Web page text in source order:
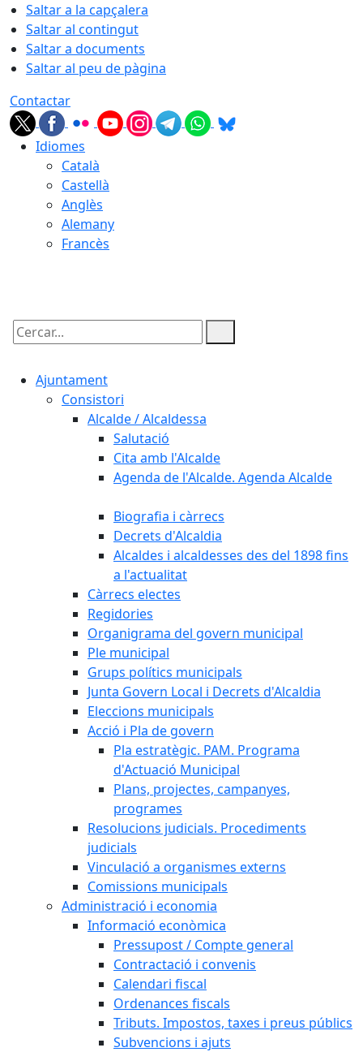
Saltar a la capçalera
Saltar al contingut
Saltar a documents
Saltar al peu de pàgina
Contactar
Idiomes
Català
Castellà
Anglès
Alemany
Francès
Cercar:
Ajuntament
Consistori
Alcalde / Alcaldessa
Salutació
Cita amb l'Alcalde
Agenda de l'Alcalde. Agenda Alcalde
Biografia i càrrecs
Decrets d'Alcaldia
Alcaldes i alcaldesses des del 1898 fins
a l'actualitat
Càrrecs electes
Regidories
Organigrama del govern municipal
Ple municipal
Grups polítics municipals
Junta Govern Local i Decrets d'Alcaldia
Eleccions municipals
Acció i Pla de govern
Pla estratègic. PAM. Programa
d'Actuació Municipal
Plans, projectes, campanyes,
programes
Resolucions judicials. Procediments
judicials
Vinculació a organismes externs
Comissions municipals
Administració i economia
Informació econòmica
Pressupost / Compte general
Contractació i convenis
Calendari fiscal
Ordenances fiscals
Tributs. Impostos, taxes i preus públics
Subvencions i ajuts